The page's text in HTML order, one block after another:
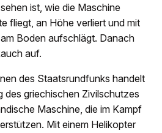
ist, wie die Maschine
fliegt, an Höhe verliert und mit
Boden aufschlägt. Danach
auf.
des Staatsrundfunks handelt
des griechischen Zivilschutzes
Maschine, die im Kampf
Mit einem Helikopter